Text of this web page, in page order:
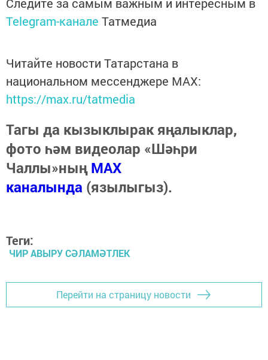
Telegram-канале Татмедиа
Читайте новости Татарстана в
национальном мессенджере MАХ:
https://max.ru/tatmedia
Тагы да кызыклырак яңалыклар,
фото һәм видеолар «Шәһри
Чаллы»ныңMAX
каналында (язылыгыз).
Теги:
ЧИР АВЫРУ СӘЛАМӘТЛЕК
Перейти на страницу новости